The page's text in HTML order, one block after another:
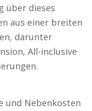
über dieses
aus einer breiten
darunter
All-inclusive
und Nebenkosten